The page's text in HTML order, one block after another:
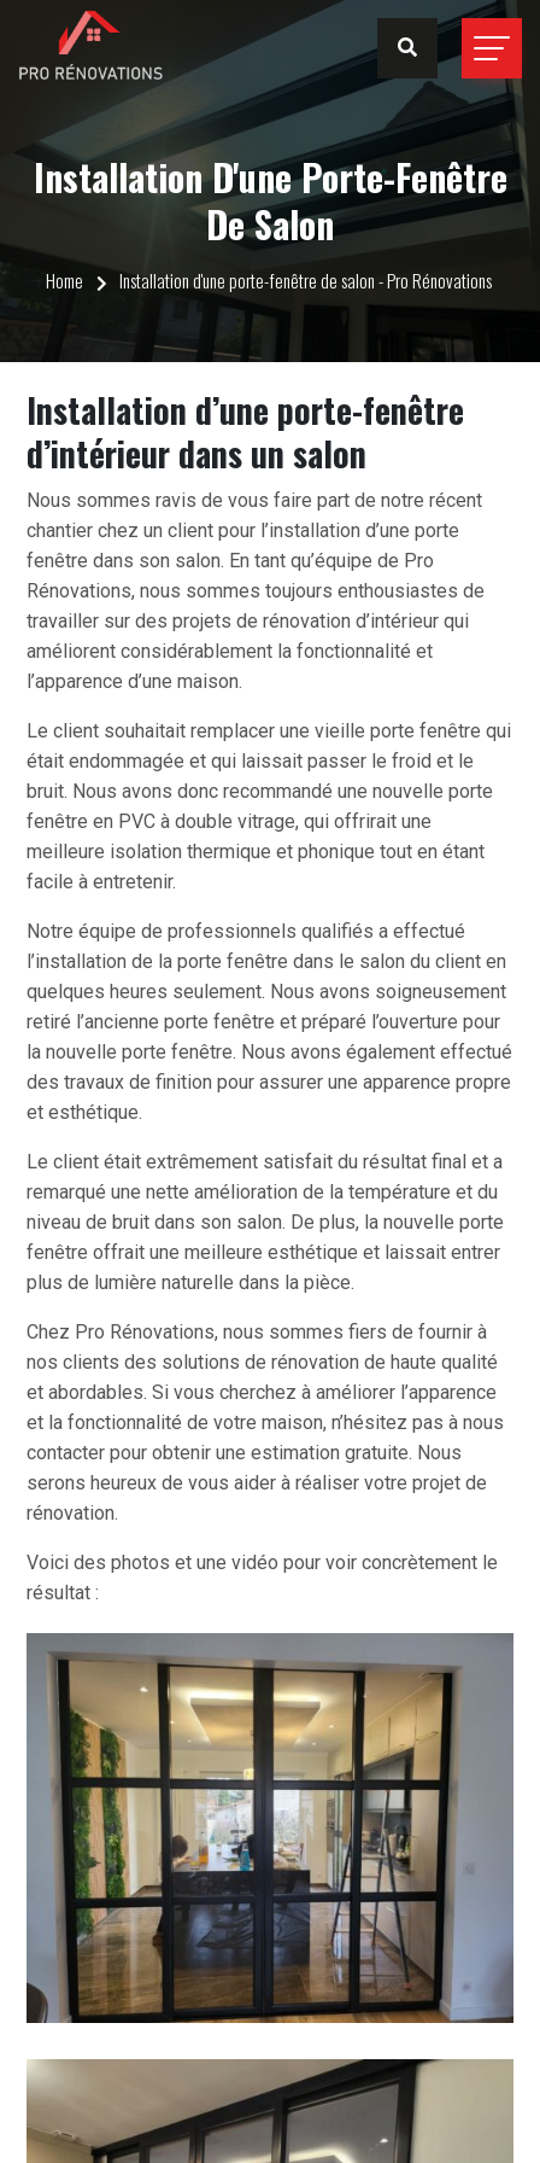
Installation D'une Porte-Fenêtre
De Salon
Home Installation d'une porte-fenêtre de salon - Pro Rénovations
Installation d’une porte-fenêtre
d’intérieur dans un salon
Nous sommes ravis de vous faire part de notre récent
chantier chez un client pour l’installation d’une porte
fenêtre dans son salon. En tant qu’équipe de Pro
Rénovations, nous sommes toujours enthousiastes de
travailler sur des projets de rénovation d’intérieur qui
améliorent considérablement la fonctionnalité et
l’apparence d’une maison.
Le client souhaitait remplacer une vieille porte fenêtre qui
était endommagée et qui laissait passer le froid et le
bruit. Nous avons donc recommandé une nouvelle porte
fenêtre en PVC à double vitrage, qui offrirait une
meilleure isolation thermique et phonique tout en étant
facile à entretenir.
Notre équipe de professionnels qualifiés a effectué
l’installation de la porte fenêtre dans le salon du client en
quelques heures seulement. Nous avons soigneusement
retiré l’ancienne porte fenêtre et préparé l’ouverture pour
la nouvelle porte fenêtre. Nous avons également effectué
des travaux de finition pour assurer une apparence propre
et esthétique.
Le client était extrêmement satisfait du résultat final et a
remarqué une nette amélioration de la température et du
niveau de bruit dans son salon. De plus, la nouvelle porte
fenêtre offrait une meilleure esthétique et laissait entrer
plus de lumière naturelle dans la pièce.
Chez Pro Rénovations, nous sommes fiers de fournir à
nos clients des solutions de rénovation de haute qualité
et abordables. Si vous cherchez à améliorer l’apparence
et la fonctionnalité de votre maison, n’hésitez pas à nous
contacter pour obtenir une estimation gratuite. Nous
serons heureux de vous aider à réaliser votre projet de
rénovation.
Voici des photos et une vidéo pour voir concrètement le
résultat :